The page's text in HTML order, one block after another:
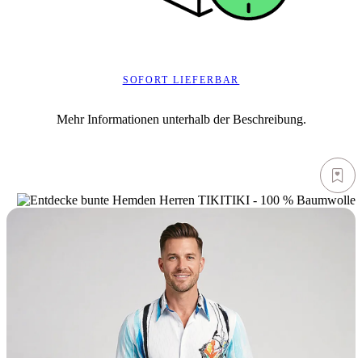
SOFORT LIEFERBAR
Mehr Informationen unterhalb der Beschreibung.